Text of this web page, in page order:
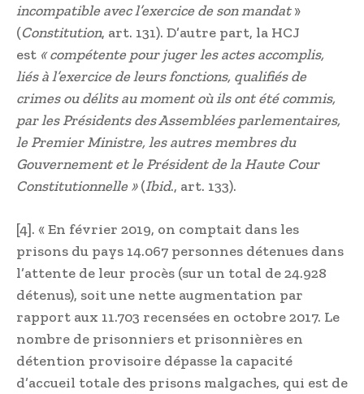
incompatible avec l’exercice de son mandat»
(Constitution, art. 131). D’autre part, la HCJ
est « compétente pour juger les actes accomplis,
liés à l’exercice de leurs fonctions, qualifiés de
crimes ou délits au moment où ils ont été commis,
par les Présidents des Assemblées parlementaires,
le Premier Ministre, les autres membres du
Gouvernement et le Président de la Haute Cour
Constitutionnelle »(Ibid., art. 133).
[4]. « En février 2019, on comptait dans les
prisons du pays 14.067 personnes détenues dans
l’attente de leur procès (sur un total de 24.928
détenus), soit une nette augmentation par
rapport aux 11.703 recensées en octobre 2017. Le
nombre de prisonniers et prisonnières en
détention provisoire dépasse la capacité
d’accueil totale des prisons malgaches, qui est de